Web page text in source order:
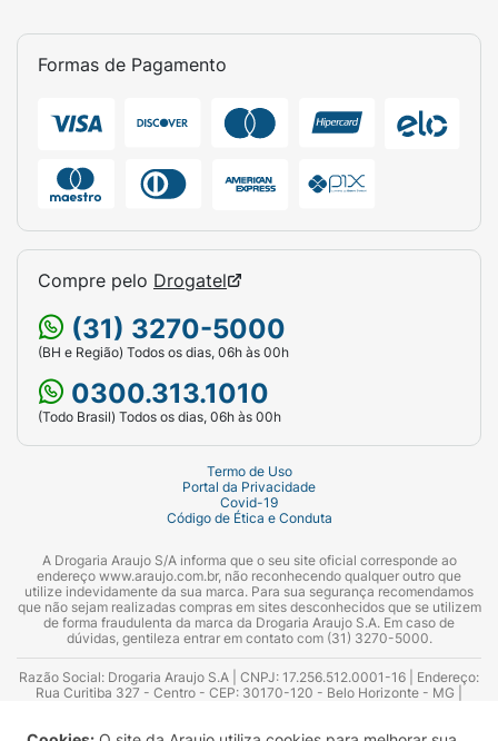
Formas de Pagamento
Compre pelo Drogatel
(31) 3270-5000
(BH e Região) Todos os dias, 06h às 00h
0300.313.1010
(Todo Brasil) Todos os dias, 06h às 00h
Termo de Uso
Portal da Privacidade
Covid-19
Código de Ética e Conduta
A Drogaria Araujo S/A informa que o seu site oficial corresponde ao
endereço www.araujo.com.br, não reconhecendo qualquer outro que
utilize indevidamente da sua marca. Para sua segurança recomendamos
que não sejam realizadas compras em sites desconhecidos que se utilizem
de forma fraudulenta da marca da Drogaria Araujo S.A. Em caso de
dúvidas, gentileza entrar em contato com (31) 3270-5000.
Razão Social: Drogaria Araujo S.A | CNPJ: 17.256.512.0001-16 | Endereço:
Rua Curitiba 327 - Centro - CEP: 30170-120 - Belo Horizonte - MG |